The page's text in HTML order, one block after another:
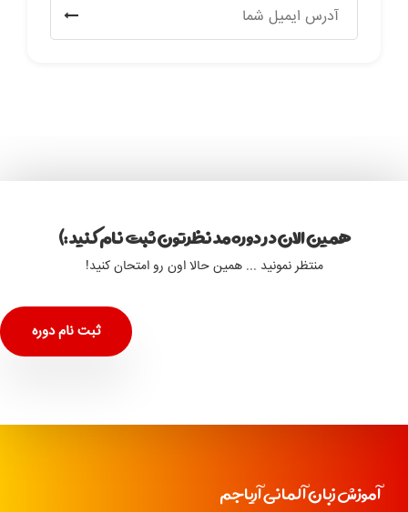
همین الان در دوره مد نظرتون ثبت نام کنید :)
منتظر نمونید ... همین حالا اون رو امتحان کنید!
ثبت نام دوره
آموزش زبان آلمانی آریاجم